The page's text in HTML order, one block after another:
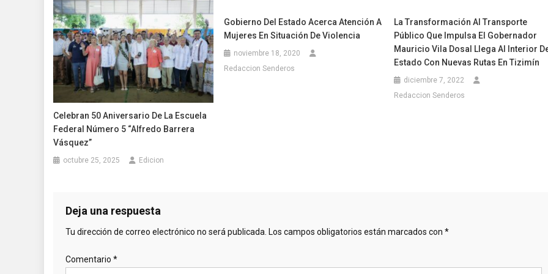
Celebran 50 Aniversario De La Escuela
Federal Número 5 “Alfredo Barrera
Vásquez”
octubre 25, 2025 Edicion
Gobierno Del Estado Acerca Atención A
Mujeres En Situación De Violencia
noviembre 18, 2020
Redaccion Senderos
La Transformación Al Transporte
Público Que Impulsa El Gobernador
Mauricio Vila Dosal Llega Al Interior
Estado Con Nuevas Rutas En Tizimín
diciembre 7, 2022
Redaccion Senderos
Deja una respuesta
Tu dirección de correo electrónico no será publicada. Los campos obligatorios están marcados con *
Comentario *